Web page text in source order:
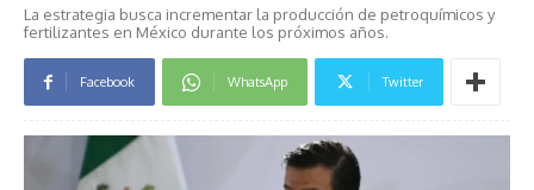
La estrategia busca incrementar la producción de petroquímicos y
fertilizantes en México durante los próximos años.
Facebook WhatsApp Twitter